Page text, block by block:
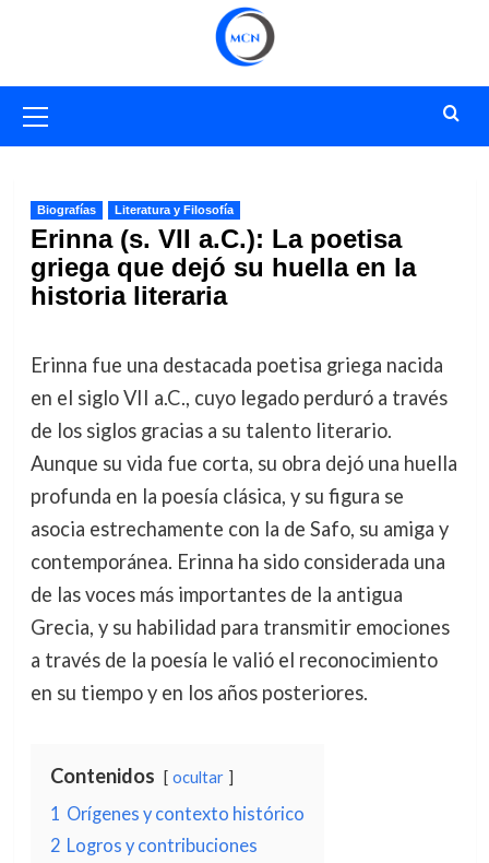
primario
Biografías Literatura y Filosofía
Erinna (s. VII a.C.): La poetisa
griega que dejó su huella en la
historia literaria
Erinna fue una destacada poetisa griega nacida
en el siglo VII a.C., cuyo legado perduró a través
de los siglos gracias a su talento literario.
Aunque su vida fue corta, su obra dejó una huella
profunda en la poesía clásica, y su figura se
asocia estrechamente con la de Safo, su amiga y
contemporánea. Erinna ha sido considerada una
de las voces más importantes de la antigua
Grecia, y su habilidad para transmitir emociones
a través de la poesía le valió el reconocimiento
en su tiempo y en los años posteriores.
Contenidos ocultar
1 Orígenes y contexto histórico
2 Logros y contribuciones